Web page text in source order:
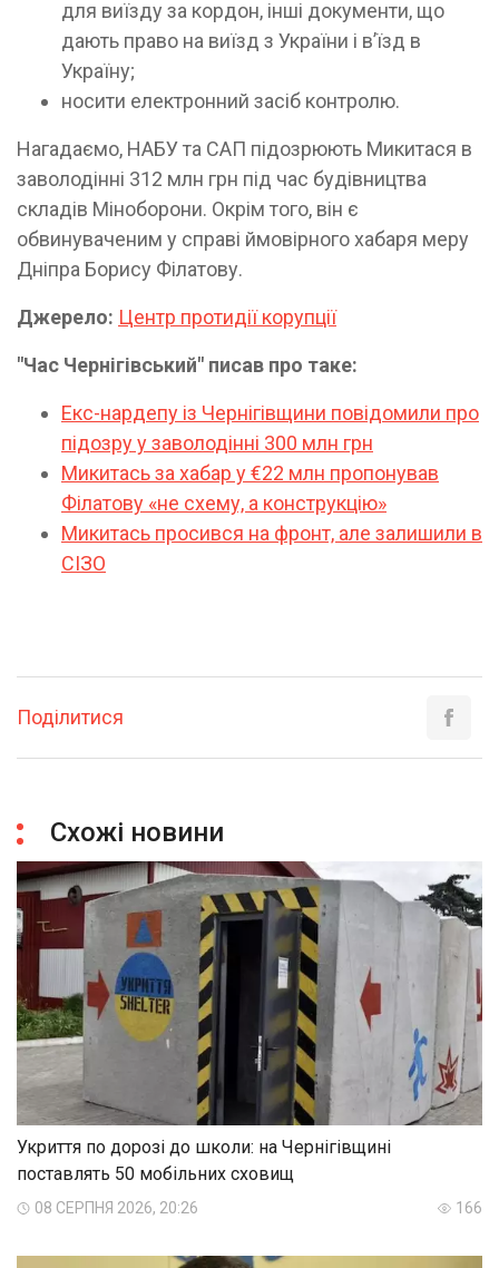
для виїзду за кордон, інші документи, що
дають право на виїзд з України і в’їзд в
Україну;
носити електронний засіб контролю.
Нагадаємо, НАБУ та САП підозрюють Микитася в
заволодінні 312 млн грн під час будівництва
складів Міноборони. Окрім того, він є
обвинуваченим у справі ймовірного хабаря меру
Дніпра Борису Філатову.
Джерело: Центр протидії корупції
"Час Чернігівський" писав про таке:
Екс-нардепу із Чернігівщини повідомили про
підозру у заволодінні 300 млн грн
Микитась за хабар у €22 млн пропонував
Філатову «не схему, а конструкцію»
​Микитась просився на фронт, але залишили в
СІЗО
Поділитися
Схожі новини
Укриття по дорозі до школи: на Чернігівщині
поставлять 50 мобільних сховищ
08 СЕРПНЯ 2026, 20:26 166